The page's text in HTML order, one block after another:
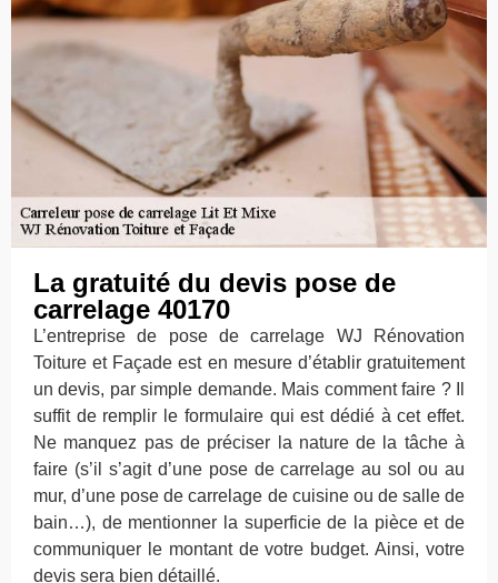
La gratuité du devis pose de
carrelage 40170
L’entreprise de pose de carrelage WJ Rénovation
Toiture et Façade est en mesure d’établir gratuitement
un devis, par simple demande. Mais comment faire ? Il
suffit de remplir le formulaire qui est dédié à cet effet.
Ne manquez pas de préciser la nature de la tâche à
faire (s’il s’agit d’une pose de carrelage au sol ou au
mur, d’une pose de carrelage de cuisine ou de salle de
bain…), de mentionner la superficie de la pièce et de
communiquer le montant de votre budget. Ainsi, votre
devis sera bien détaillé.